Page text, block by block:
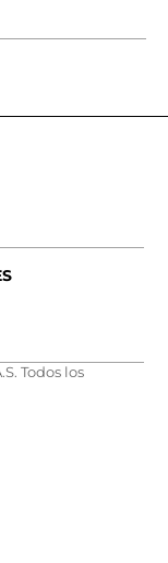
Todos los